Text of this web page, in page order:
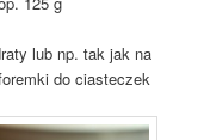
lub np. tak jak na
do ciasteczek